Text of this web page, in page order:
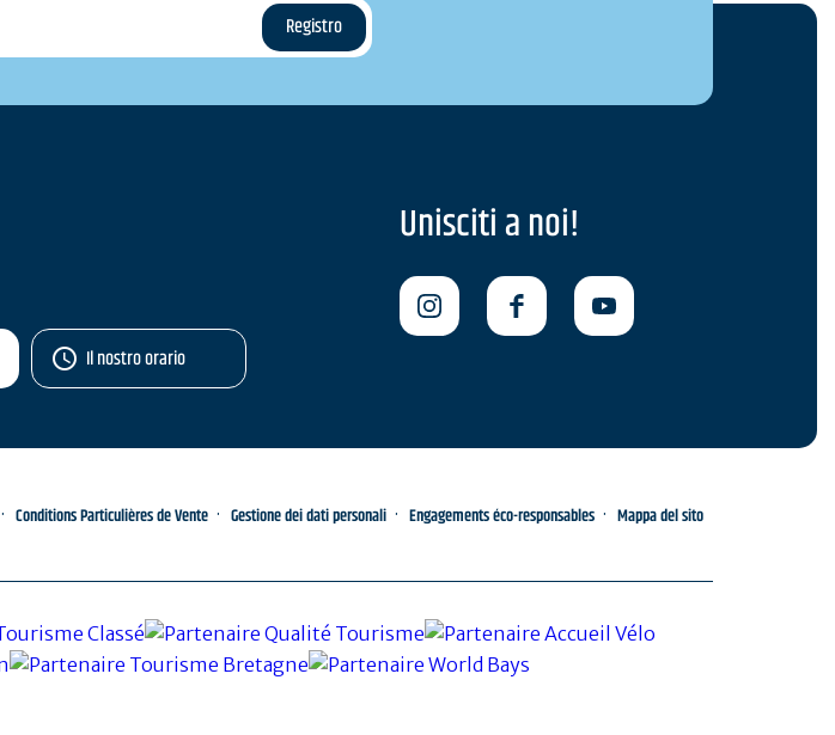
Il nostro orario
Unisciti a noi!
Conditions Particulières de Vente Gestione dei dati personali Engagements éco-responsables Mappa del sito